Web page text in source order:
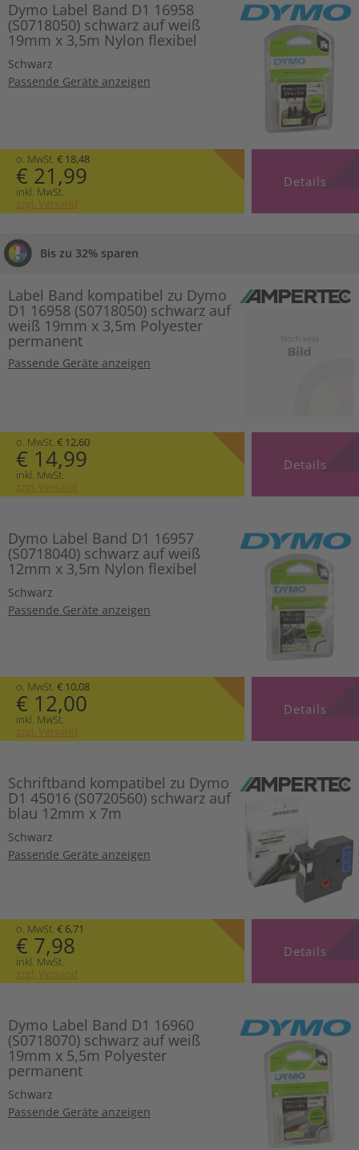
Dymo Label Band D1 16958
(S0718050) schwarz auf weiß
19mm x 3,5m Nylon flexibel
Schwarz
Passende Geräte anzeigen
o. MwSt. € 18,48
€ 21,99
inkl. MwSt.
zzgl. Versand
Details
Bis zu 32% sparen
Label Band kompatibel zu Dymo
D1 16958 (S0718050) schwarz auf
weiß 19mm x 3,5m Polyester
permanent
Passende Geräte anzeigen
o. MwSt. € 12,60
€ 14,99
inkl. MwSt.
zzgl. Versand
Details
Dymo Label Band D1 16957
(S0718040) schwarz auf weiß
12mm x 3,5m Nylon flexibel
Schwarz
Passende Geräte anzeigen
o. MwSt. € 10,08
€ 12,00
inkl. MwSt.
zzgl. Versand
Details
Schriftband kompatibel zu Dymo
D1 45016 (S0720560) schwarz auf
blau 12mm x 7m
Schwarz
Passende Geräte anzeigen
o. MwSt. € 6,71
€ 7,98
inkl. MwSt.
zzgl. Versand
Details
Dymo Label Band D1 16960
(S0718070) schwarz auf weiß
19mm x 5,5m Polyester
permanent
Schwarz
Passende Geräte anzeigen